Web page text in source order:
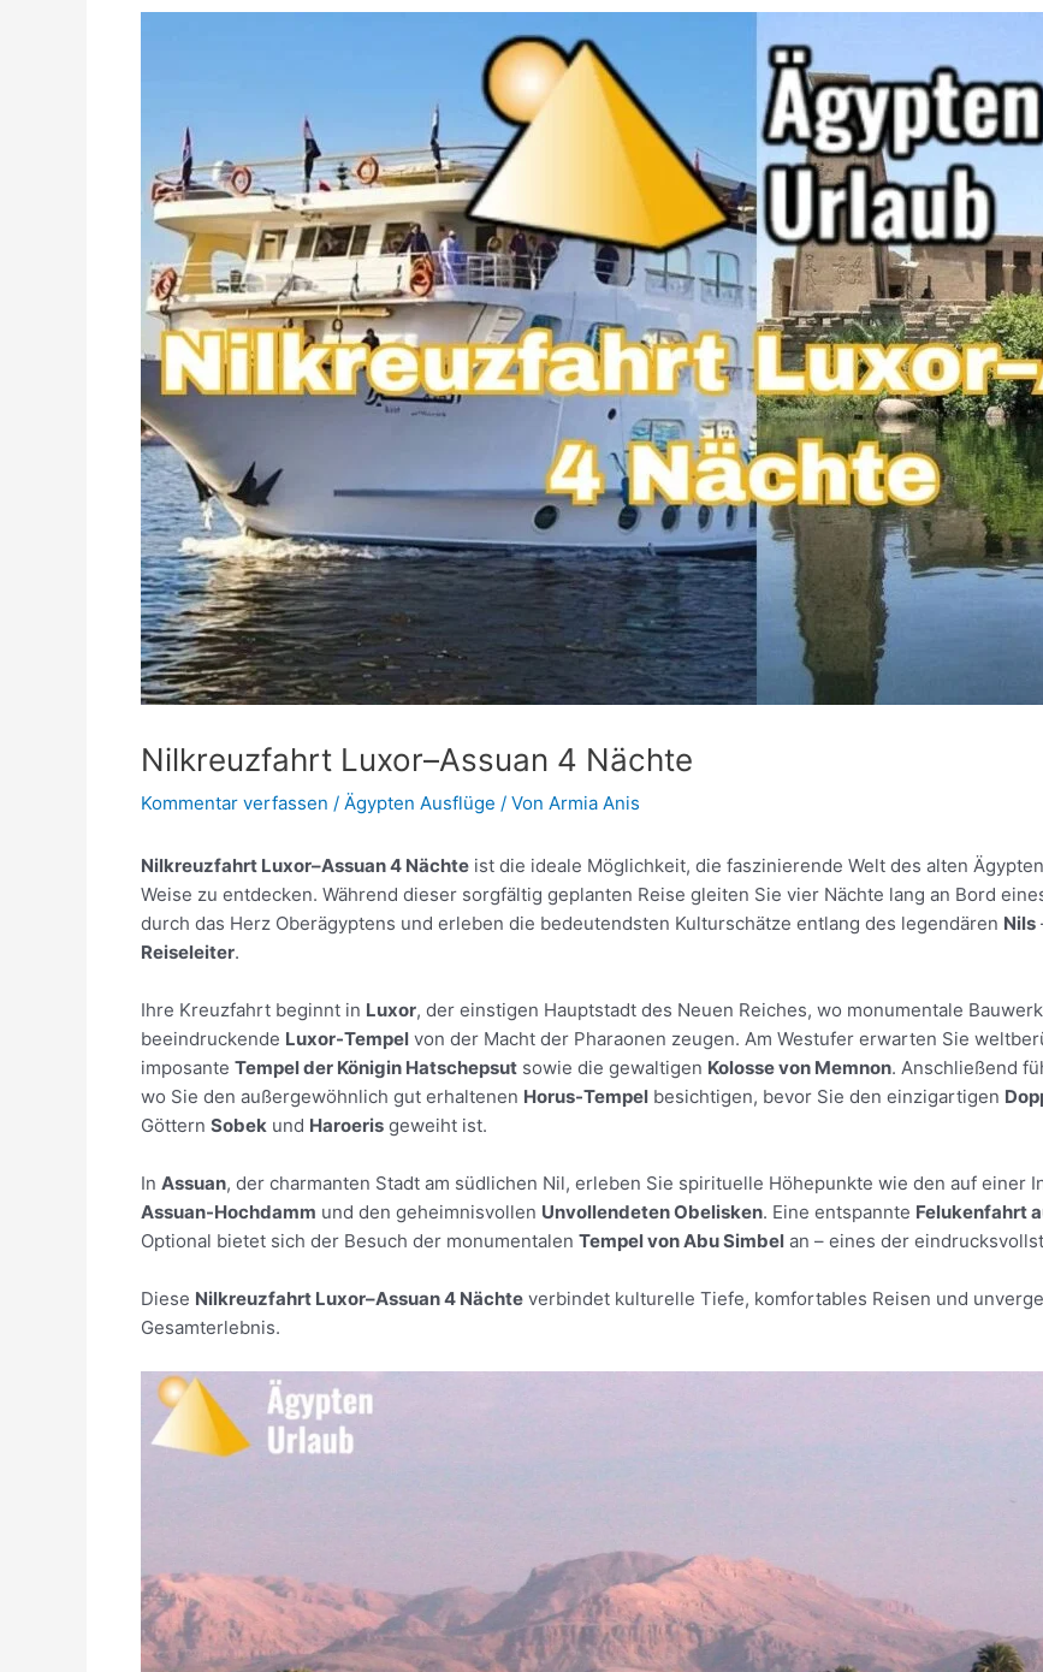
Nilkreuzfahrt Luxor–Assuan 4 Nächte
Kommentar verfassen / Ägypten Ausflüge / Von Armia Anis
Nilkreuzfahrt Luxor–Assuan 4 Nächte ist die ideale Möglichkeit, die faszinierende Welt des alten
Weise zu entdecken. Während dieser sorgfältig geplanten Reise gleiten Sie vier Nächte lang an Bord
durch das Herz Oberägyptens und erleben die bedeutendsten Kulturschätze entlang des legendären Nils
Reiseleiter.
Ihre Kreuzfahrt beginnt in Luxor, der einstigen Hauptstadt des Neuen Reiches, wo monumentale
beeindruckende Luxor-Tempel von der Macht der Pharaonen zeugen. Am Westufer erwarten Sie
imposante Tempel der Königin Hatschepsut sowie die gewaltigen Kolosse von Memnon. Anschließend
wo Sie den außergewöhnlich gut erhaltenen Horus-Tempel besichtigen, bevor Sie den einzigartigen
Göttern Sobek und Haroeris geweiht ist.
In Assuan, der charmanten Stadt am südlichen Nil, erleben Sie spirituelle Höhepunkte wie den auf einer
Assuan-Hochdamm und den geheimnisvollen Unvollendeten Obelisken. Eine entspannte Felukenfahrt
Optional bietet sich der Besuch der monumentalen Tempel von Abu Simbel an – eines der
Diese Nilkreuzfahrt Luxor–Assuan 4 Nächte verbindet kulturelle Tiefe, komfortables Reisen und
Gesamterlebnis.